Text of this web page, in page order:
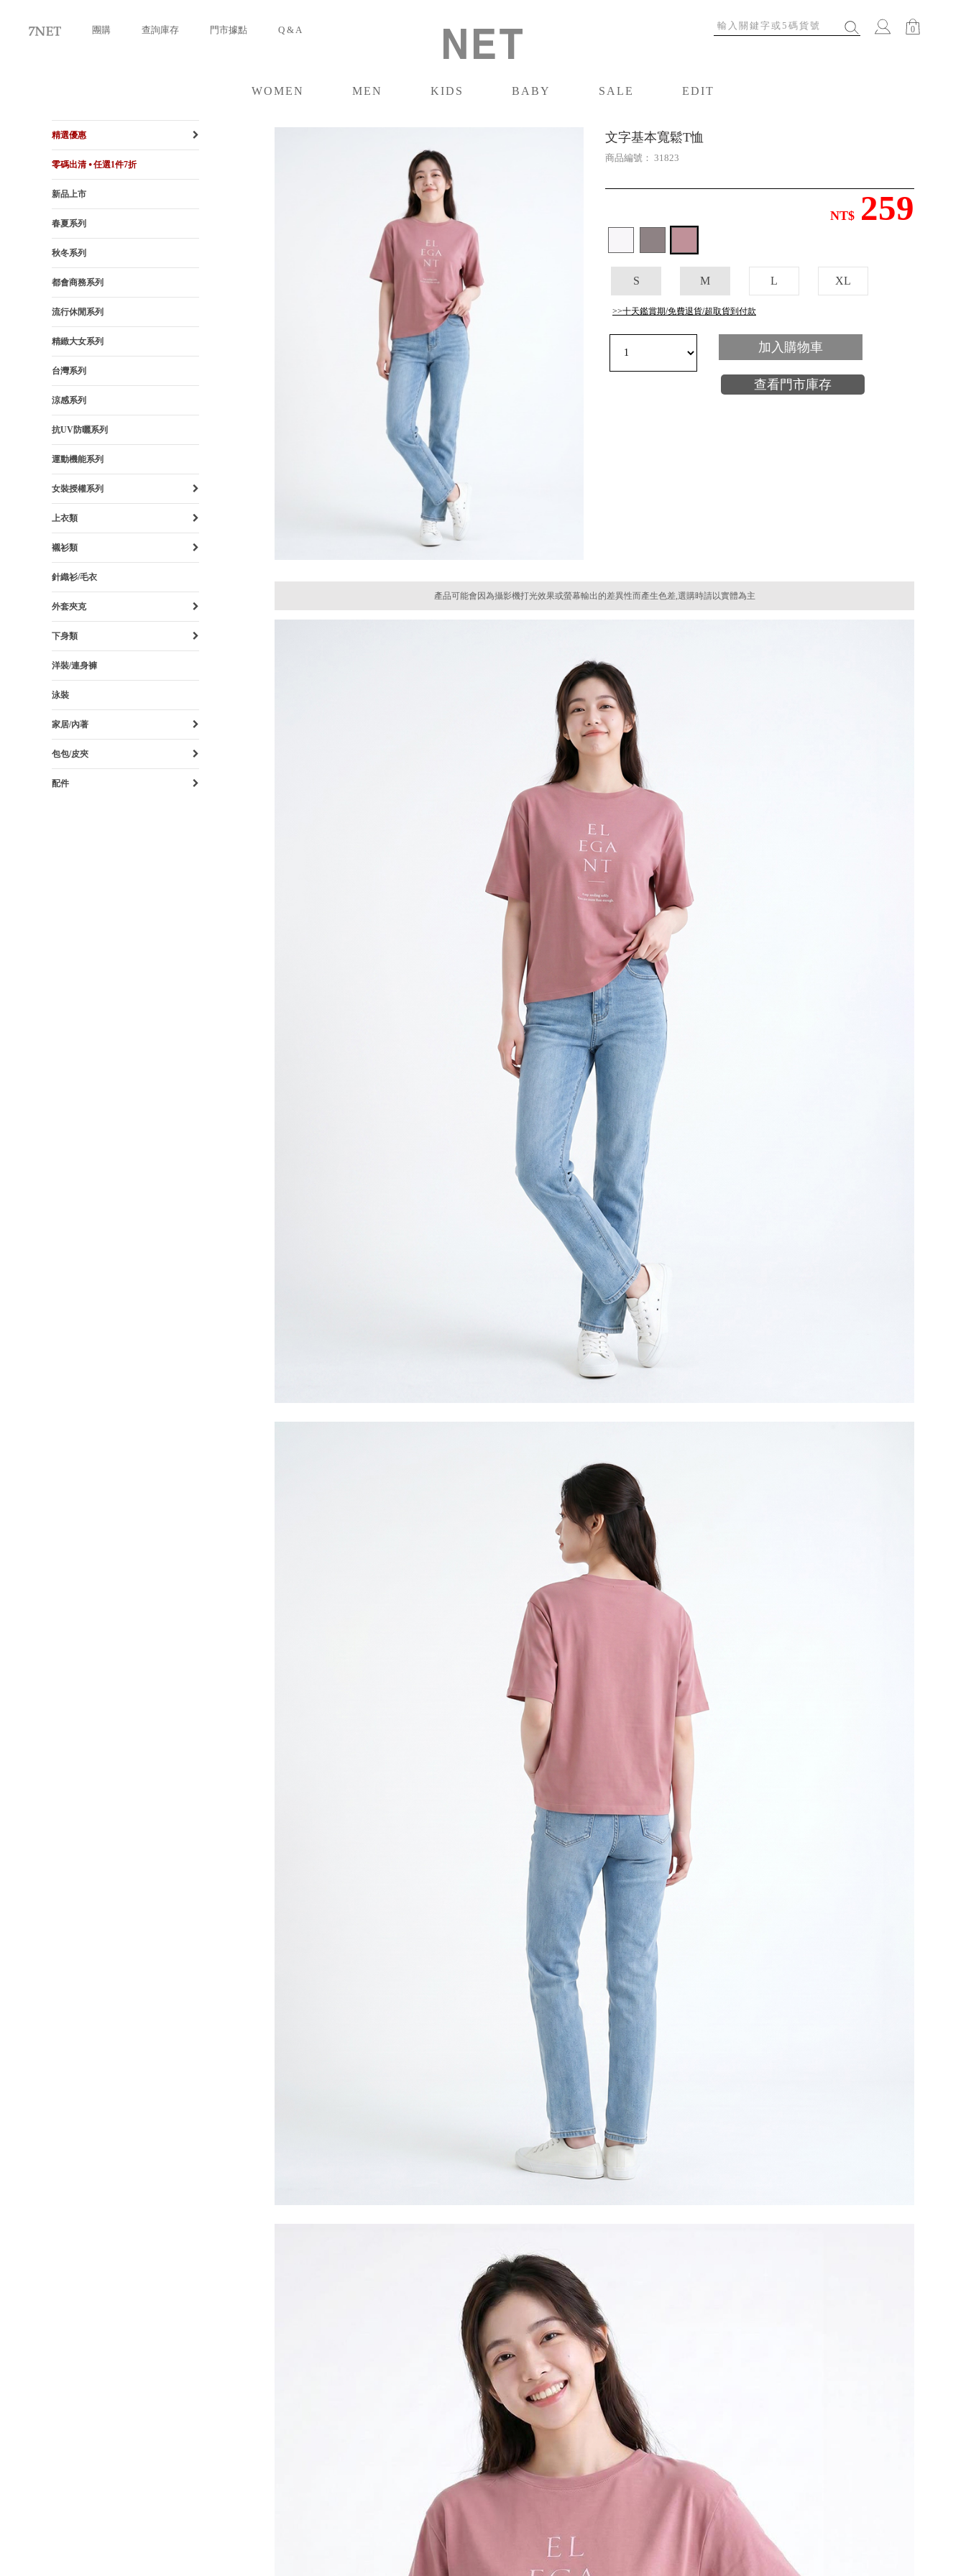
團購 查詢庫存 門市據點 Q & A 0
WOMEN
MEN
KIDS
BABY
SALE
EDIT
精選優惠
零碼出清 ⦁ 任選1件7折
新品上市
春夏系列
秋冬系列
都會商務系列
流行休閒系列
精緻大女系列
台灣系列
涼感系列
抗UV防曬系列
運動機能系列
女裝授權系列
上衣類
襯衫類
針織衫/毛衣
外套夾克
下身類
洋裝/連身褲
泳裝
家居/內著
包包/皮夾
配件
文字基本寬鬆T恤
商品編號： 31823
NT$ 259
S M L XL
>>十天鑑賞期/免費退貨/超取貨到付款
加入購物車
查看門市庫存
產品可能會因為攝影機打光效果或螢幕輸出的差異性而產生色差,選購時請以實體為主